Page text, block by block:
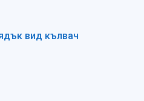
вид кълвач